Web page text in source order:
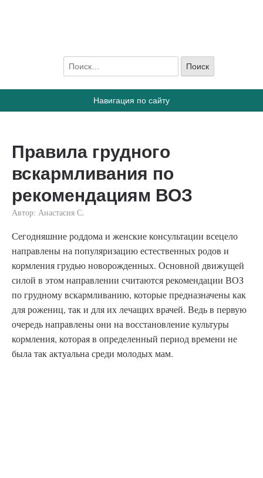
ПростоГВ
Все, что вы хотите знать, о грудном вскармливании
Навигация по сайту
Правила грудного
вскармливания по
рекомендациям ВОЗ
Автор: Анастасия С.
Сегодняшние роддома и женские консультации всецело
направлены на популяризацию естественных родов и
кормления грудью новорожденных. Основной движущей
силой в этом направлении считаются рекомендации ВОЗ
по грудному вскармливанию, которые предназначены как
для рожениц, так и для их лечащих врачей. Ведь в первую
очередь направлены они на восстановление культуры
кормления, которая в определенный период времени не
была так актуальна среди молодых мам.